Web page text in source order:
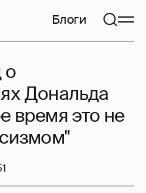
Блоги
о
Дональда
время это не